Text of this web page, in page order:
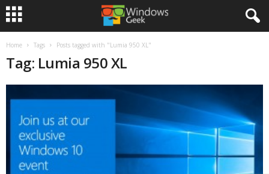
Home Tags Posts tagged with "Lumia 950 XL"
Tag: Lumia 950 XL